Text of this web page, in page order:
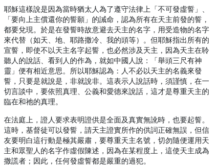
耶穌這樣說是因為當時猶太人為了遵守法律上「不可發虛誓」、
「要向上主償還你的誓願」的誡命，認為所有在天主前發的誓，
都要兌現。於是在發誓時故意避去天主的名字，用受造物的名字
來代替（如天、地、耶路撒冷、我的頭等）。但耶穌指出所有的
宣誓，即使不以天主名字起誓，也必然涉及天主，因為天主在聆
聽人的說話、看到人的作為，就如中國人說：「舉頭三尺有神
靈」便有相近意思。所以耶穌認為：人不必以天主的名義來發
誓，只要是就說是，非就說非。這表示人說話時，須謹慎，在一
切言談中，要依照真理、公義和愛德來說話，這才是尊重天主的
臨在和祂的真理。
在法庭上，證人要求表明證供是全面及真實無訛時，也要起誓。
這時，基督徒可以發誓，請天主證實所作的供詞正確無誤，但信
友要明白這行動是極其嚴肅，要尊重天主名號，切勿隨便運用天
主和眾聖人的名字作虛假陳述，因為在某程度上，這使天主成為
撒謊者；因此，任何發虛誓都是嚴重的過犯。